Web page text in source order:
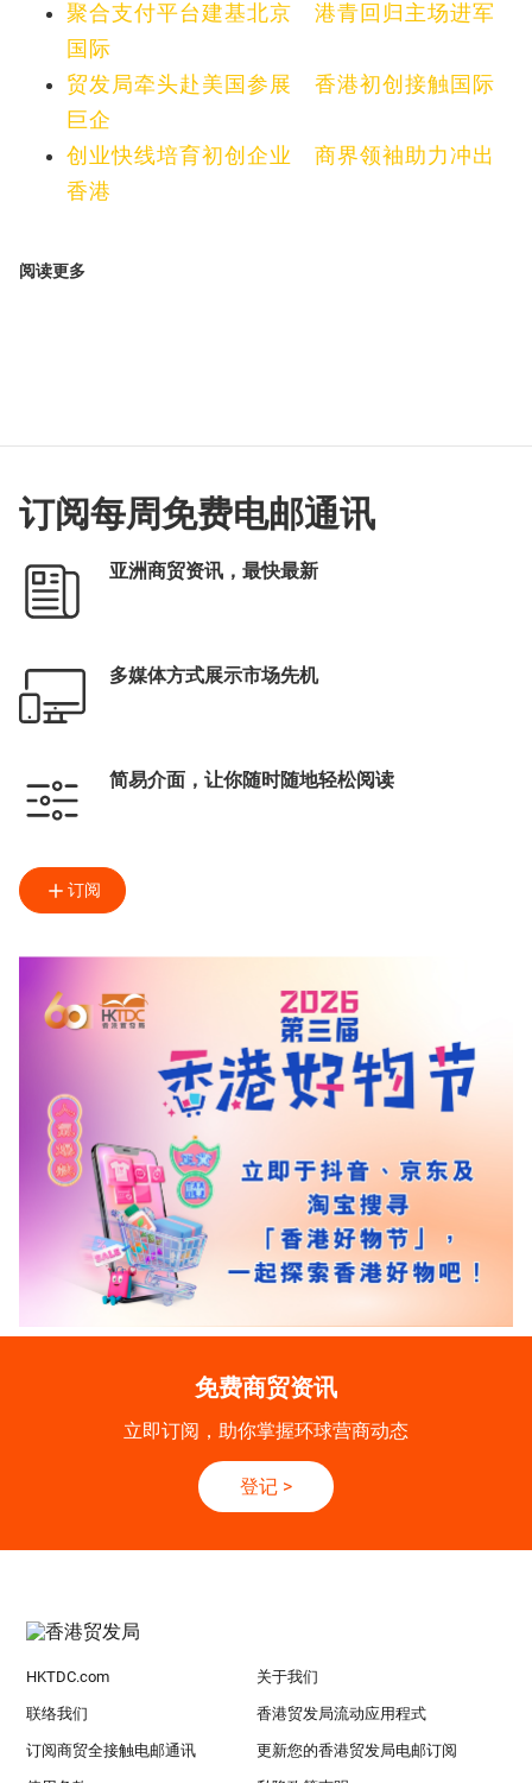
聚合支付平台建基北京 港青回归主场进军
国际
贸发局牵头赴美国参展 香港初创接触国际
巨企
创业快线培育初创企业 商界领袖助力冲出
香港
阅读更多
订阅每周免费电邮通讯
亚洲商贸资讯，最快最新
多媒体方式展示市场先机
简易介面，让你随时随地轻松阅读
订阅
免费商贸资讯
立即订阅，助你掌握环球营商动态
登记 >
HKTDC.com 关于我们
联络我们 香港贸发局流动应用程式
订阅商贸全接触电邮通讯 更新您的香港贸发局电邮订阅